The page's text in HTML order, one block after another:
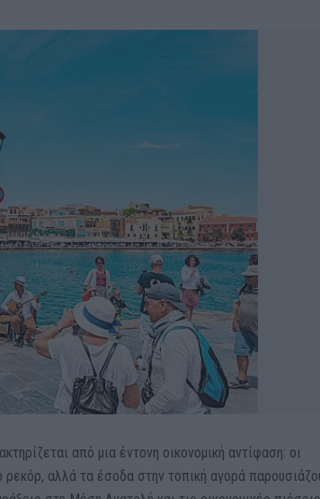
από μια έντονη οικονομική αντίφαση: οι
αλλά τα έσοδα στην τοπική αγορά